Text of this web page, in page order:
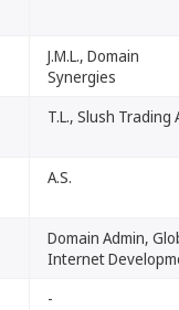
J.M.L., Domain
Synergies
T.L., Slush Trading
A.S.
Domain Admin,
Internet
-